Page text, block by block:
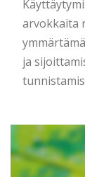
arvokkaita
ja